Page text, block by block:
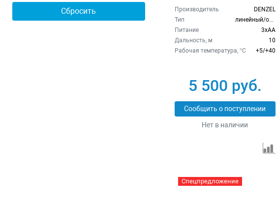
35070
Производитель
DENZEL
Тип
линейный/отвес
Питание
3хAA
Дальность, м
10
Рабочая температура, °C
+5/+40
5 500 руб.
Сообщить о поступлении
Нет в наличии
Спецпредложение